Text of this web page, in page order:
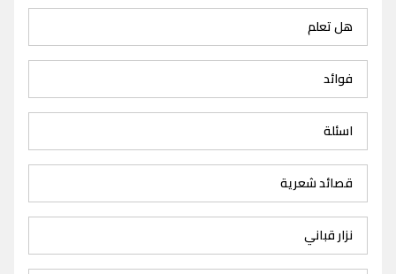
هل تعلم
فوائد
اسئلة
قصائد شعرية
نزار قباني